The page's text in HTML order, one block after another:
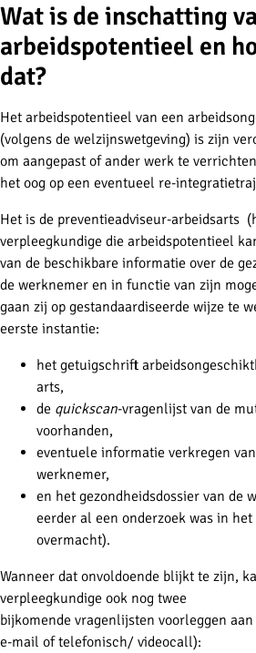
Wat is de inschatting
arbeidspotentieel en
dat?
Het arbeidspotentieel van een
(volgens de welzijnswetgeving) is zijn
om aangepast of ander werk te
het oog op een eventueel re-
Het is de preventieadviseur-arbeidsarts
verpleegkundige die arbeidspotentieel
van de beschikbare informatie over de
de werknemer en in functie van zijn
gaan zij op gestandaardiseerde wijze te
eerste instantie:
het getuigschrift
arts,
de quickscan-vragenlijst van de
voorhanden,
eventuele informatie verkregen
werknemer,
en het gezondheidsdossier van de
eerder al een onderzoek was in
overmacht).
Wanneer dat onvoldoende blijkt te zijn,
verpleegkundige ook nog twee
bijkomende vragenlijsten voorleggen
e-mail of telefonisch/ videocall):